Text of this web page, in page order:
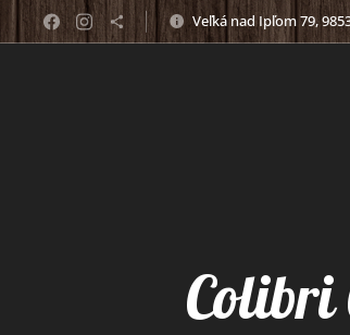
Veľká nad Ipľom 79,
Colibri